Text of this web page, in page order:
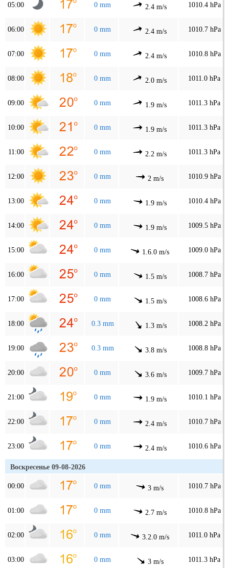
05:00 0 mm 2.4 m/s 1010.4 hPa
06:00 0 mm 2.4 m/s 1010.7 hPa
07:00 0 mm 2.4 m/s 1010.8 hPa
08:00 0 mm 2.0 m/s 1011.0 hPa
09:00 0 mm 1.9 m/s 1011.3 hPa
10:00 0 mm 1.9 m/s 1011.3 hPa
11:00 0 mm 2.2 m/s 1011.3 hPa
12:00 0 mm 2 m/s 1010.9 hPa
13:00 0 mm 1.9 m/s 1010.4 hPa
14:00 0 mm 1.9 m/s 1009.5 hPa
15:00 0 mm 1.6.0 m/s 1009.0 hPa
16:00 0 mm 1.5 m/s 1008.7 hPa
17:00 0 mm 1.5 m/s 1008.6 hPa
18:00 0.3 mm 1.3 m/s 1008.2 hPa
19:00 0.3 mm 3.8 m/s 1008.8 hPa
20:00 0 mm 3.6 m/s 1009.7 hPa
21:00 0 mm 1.9 m/s 1010.1 hPa
22:00 0 mm 2.4 m/s 1010.7 hPa
23:00 0 mm 2.4 m/s 1010.6 hPa
Воскресенье 09-08-2026
00:00 0 mm 3 m/s 1010.7 hPa
01:00 0 mm 2.7 m/s 1010.8 hPa
02:00 0 mm 3.2.0 m/s 1011.0 hPa
03:00 0 mm 3 m/s 1011.3 hPa